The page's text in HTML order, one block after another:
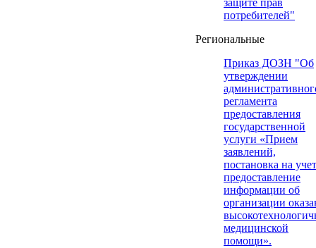
защите прав
потребителей"
Региональные
Приказ ДОЗН "Об
утверждении
регламента
предоставления
государственной
услуги «Прием
заявлений,
постановка на
предоставление
информации об
организации
медицинской
помощи».